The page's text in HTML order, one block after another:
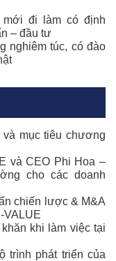
đi làm có định
– đầu tư
nghiêm túc, có đào
mục tiêu chương
và CEO Phi Hoa –
cho các doanh
chiến lược & M&A
VALUE
khi làm việc tại
trình phát triển của